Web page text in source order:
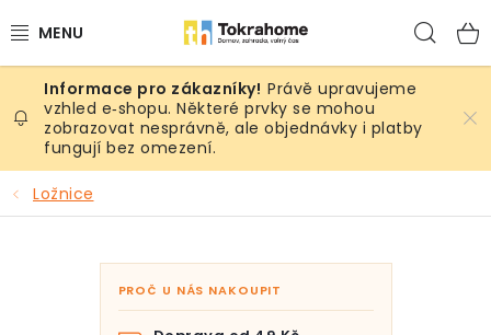
na
Výrobky
Místnosti
Venkovní prostory
Sezóna & Volný čas
Právě upravujeme
vzhled e‑shopu. Některé prvky se mohou
zobrazovat nesprávně, ale objednávky i platby
fungují bez omezení.
Ložnice
PROČ U NÁS NAKOUPIT